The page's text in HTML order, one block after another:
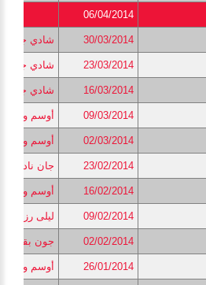
06/04/2014
30/03/2014 شادي جاد
23/03/2014 شادي جاد
16/03/2014 شادي جاد
09/03/2014 أوسم وصفي
02/03/2014 أوسم وصفي
23/02/2014 جان نادي
16/02/2014 أوسم وصفي
09/02/2014 ليلى رزق
02/02/2014 جون بقطر
26/01/2014 أوسم وصفي